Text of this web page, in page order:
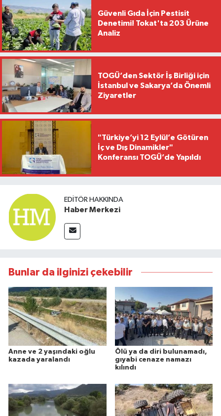
Güvenli Gıda İçin Pestisit
Denetimi! Tokat'ta 203 Ürüne
Analiz
TOGÜ’den Sektör İş Birliği için
İstanbul ve Sakarya’da Önemli
Ziyaretler
"Türkiye’yi 12 Eylül’e Götüren
İç ve Dış Dinamikler"
Konferansı TOGÜ’de Yapıldı
EDITÖR HAKKINDA
Haber Merkezi
Bunlar da ilginizi çekebilir
Anne ve 2 yaşındaki oğlu
kazada yaralandı
Ölü ya da diri bulunamadı,
gıyabi cenaze namazı
kılındı